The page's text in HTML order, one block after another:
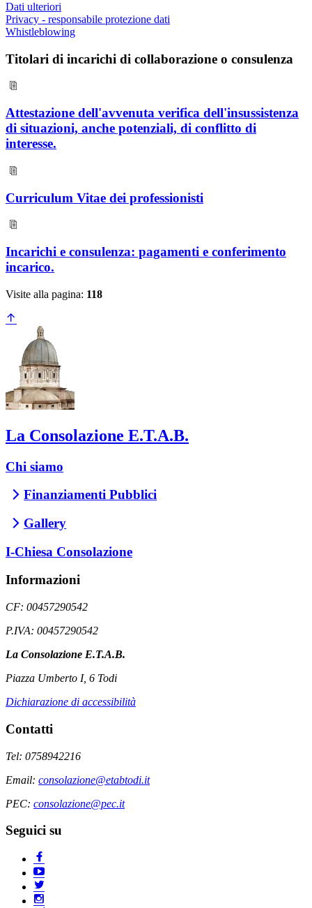
Dati ulteriori
Privacy - responsabile protezione dati
Whistleblowing
Titolari di incarichi di collaborazione o consulenza
Attestazione dell'avvenuta verifica dell'insussistenza
di situazioni, anche potenziali, di conflitto di
interesse.
Curriculum Vitae dei professionisti
Incarichi e consulenza: pagamenti e conferimento
incarico.
Visite alla pagina: 118
La Consolazione E.T.A.B.
Chi siamo
Finanziamenti Pubblici
Gallery
I-Chiesa Consolazione
Informazioni
CF: 00457290542
P.IVA: 00457290542
La Consolazione E.T.A.B.
Piazza Umberto I, 6 Todi
Dichiarazione di accessibilità
Contatti
Tel: 0758942216
Email: consolazione@etabtodi.it
PEC: consolazione@pec.it
Seguici su